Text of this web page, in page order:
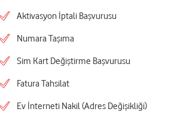
Aktivasyon İptali Başvurusu
Numara Taşıma
Sim Kart Değiştirme Başvurusu
Fatura Tahsilat
Ev İnterneti Nakil (Adres Değişikliği)